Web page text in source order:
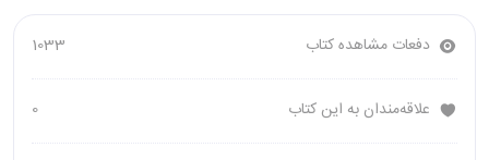
دفعات مشاهده کتاب 1033
علاقه‌مندان به این کتاب 0